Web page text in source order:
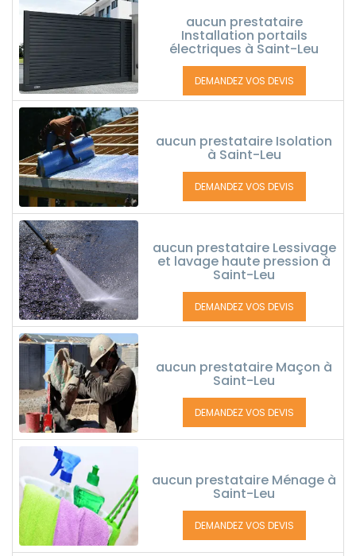
aucun prestataire
Installation portails
électriques à Saint-Leu
DEMANDEZ VOS DEVIS
aucun prestataire Isolation
à Saint-Leu
DEMANDEZ VOS DEVIS
aucun prestataire Lessivage
et lavage haute pression à
Saint-Leu
DEMANDEZ VOS DEVIS
aucun prestataire Maçon à
Saint-Leu
DEMANDEZ VOS DEVIS
aucun prestataire Ménage à
Saint-Leu
DEMANDEZ VOS DEVIS